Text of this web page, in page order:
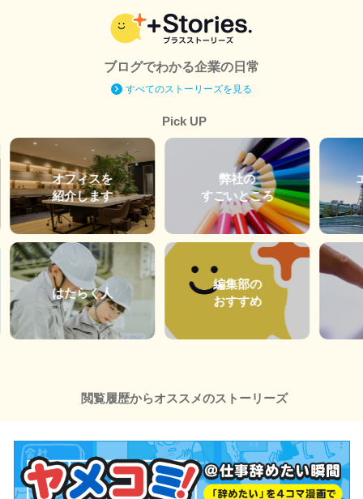
ブログでわかる企業の日常
すべてのストーリーズを見る
Pick UP
オフィスを
紹介します
はたらく人
弊社の
すごいところ
編集部の
おすすめ
閲覧履歴からオススメのストーリーズ